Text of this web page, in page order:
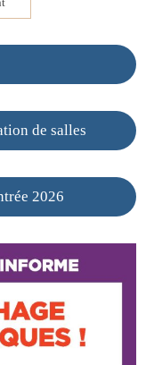
de salles
2026